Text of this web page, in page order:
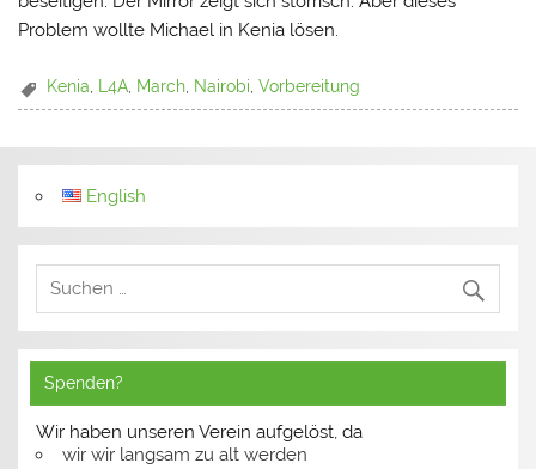
Problem wollte Michael in Kenia lösen.
Kenia, L4A, March, Nairobi,Vorbereitung
English
Spenden?
Wir haben unseren Verein aufgelöst, da
wir wir langsam zu alt werden